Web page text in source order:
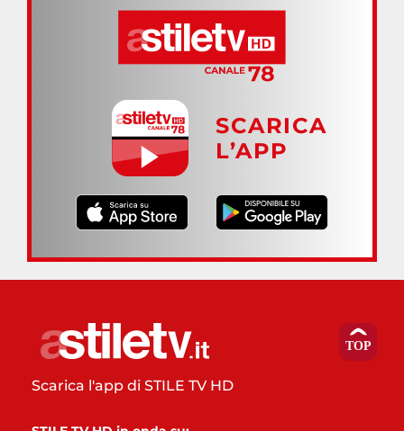
SCARICA
L’APP
Scarica l'app di STILE TV HD